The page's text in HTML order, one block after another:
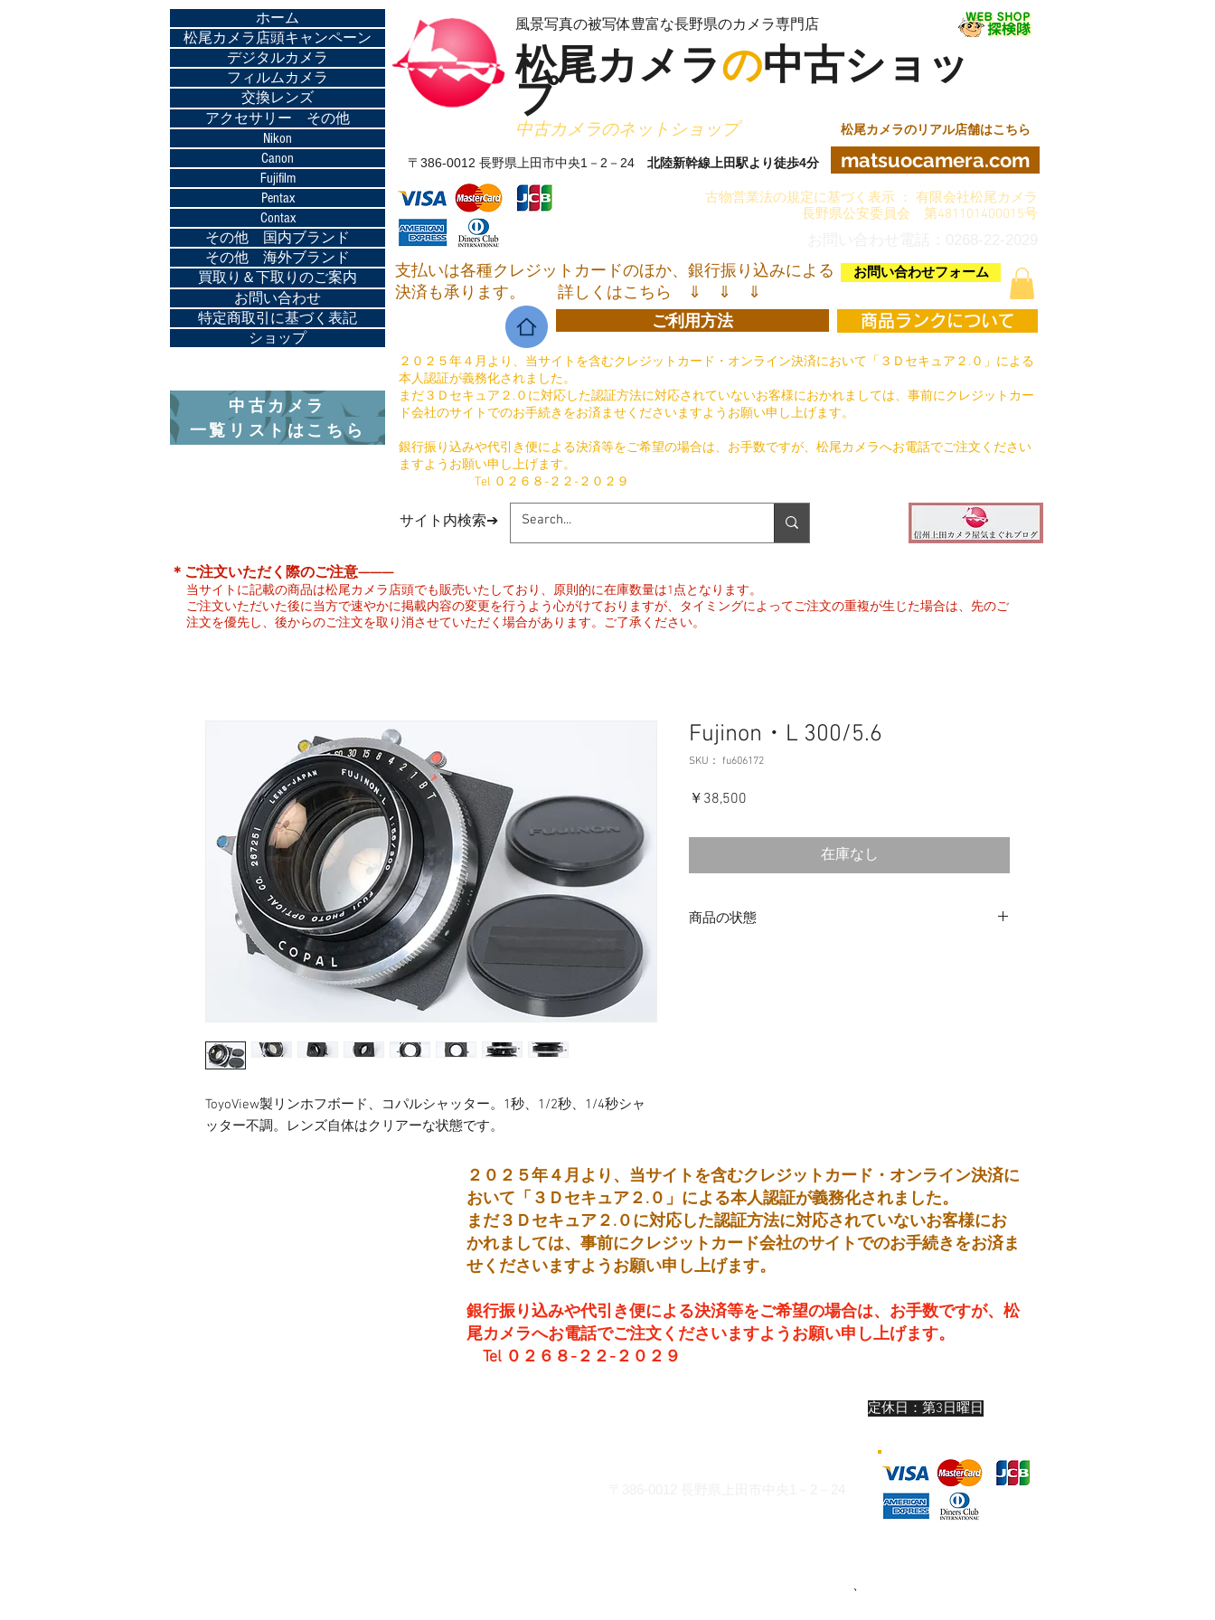
ホーム
松尾カメラ店頭キャンペーン
デジタルカメラ
フィルムカメラ
交換レンズ
アクセサリー その他
Nikon
Canon
Fujifilm
Pentax
Contax
その他 国内ブランド
その他 海外ブランド
買取り＆下取りのご案内
お問い合わせ
特定商取引に基づく表記
ショップ
中古カメラ
一覧リストはこちら
​風景写真の被写体豊富な長野県のカメラ専門店
松尾カメラの中古ショッ
プ
​中古カメラのネットショップ 松尾カメラのリアル店舗はこちら
〒386-0012 長野県上田市中央1－2－24 北陸新幹線上田駅より徒歩4分 matsuocamera.com
古物営業法の規定に基づく表示 ： 有限会社松尾カメラ
長野県公安委員会 第481101400015号
支払いは各種クレジットカードのほか、銀行振り込みによる
決済も承ります。 詳しくはこちら ⇓ ⇓ ⇓
ご利用方法
お問い合わせフォーム
商品ランクについて
２０２５年４月より、当サイトを含むクレジットカード・オンライン決済において「３Ｄセキュア２.０」による
本人認証が義務化されました。
まだ３Ｄセキュア２.０に対応した認証方法に対応されていないお客様におかれましては、事前にクレジットカー
ド会社のサイトでのお手続きをお済ませくださいますようお願い申し上げます。
銀行振り込みや代引き便による決済等をご希望の場合は、お手数ですが、松尾カメラへお電話でご注文ください
ますようお願い申し上げます。
​ Tel ０２６８-２２-２０２９
​サイト内検索➔
​＊ご注文いただく際のご注意———
ToyoView製リンホフボード、コパルシャッター。1秒、1/2秒、1/4秒シャ
ッター不調。レンズ自体はクリアーな状態です。
Fujinon・L 300/5.6
SKU： fu606172
￥38,500
在庫なし
商品の状態
当サイトに記載の商品は松尾カメラ店頭でも販売いたしており、原則的に在庫数量は1点となります。
ご注文いただいた後に当方で速やかに掲載内容の変更を行うよう心がけておりますが、タイミングによってご注文の重複が生じた場合は、先のご
注文を優先し、後からのご注文を取り消させていただく場合があります。ご了承ください。
２０２５年４月より、当サイトを含むクレジットカード・オンライン決済に
おいて「３Ｄセキュア２.０」による本人認証が義務化されました。
まだ３Ｄセキュア２.０に対応した認証方法に対応されていないお客様にお
かれましては、事前にクレジットカード会社のサイトでのお手続きをお済ま
せくださいますようお願い申し上げます。
銀行振り込みや代引き便による決済等をご希望の場合は、お手数ですが、松
尾カメラへお電話でご注文くださいますようお願い申し上げます。
Tel ０２６８-２２-２０２９
定休日：第3日曜日
、